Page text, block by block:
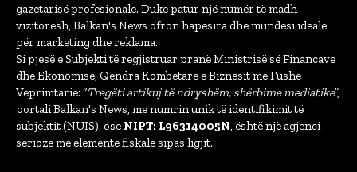
gazetarisë profesionale. Duke patur një numër të madh
vizitorësh, Balkan's News ofron hapësira dhe mundësi ideale
për marketing dhe reklama.
Si pjesë e Subjekti të regjistruar pranë Ministrisë së Financave
dhe Ekonomisë, Qëndra Kombëtare e Biznesit me Fushë
Veprimtarie: “Tregëti artikuj të ndryshëm, shërbime mediatike”,
portali Balkan's News, me numrin unik të identifikimit të
subjektit (NUIS), ose NIPT: L96314005N, është një agjenci
serioze me elementë fiskalë sipas ligjit.